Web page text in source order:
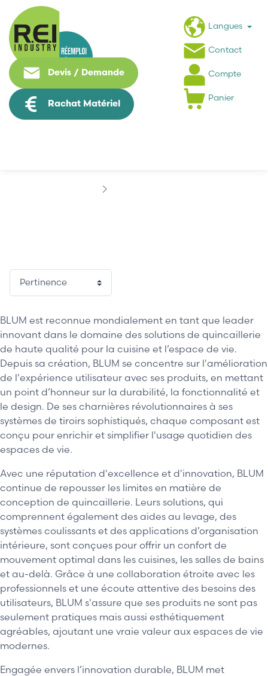
Devis / Demande
Rachat Matériel
Langues
Contact
Compte
Panier
BLUM est reconnue mondialement en tant que leader
innovant dans le domaine des solutions de quincaillerie
de haute qualité pour la cuisine et l’espace de vie.
Depuis sa création, BLUM se concentre sur l'amélioration
de l'expérience utilisateur avec ses produits, en mettant
un point d’honneur sur la durabilité, la fonctionnalité et
le design. De ses charnières révolutionnaires à ses
systèmes de tiroirs sophistiqués, chaque composant est
conçu pour enrichir et simplifier l'usage quotidien des
espaces de vie.
Avec une réputation d'excellence et d'innovation, BLUM
continue de repousser les limites en matière de
conception de quincaillerie. Leurs solutions, qui
comprennent également des aides au levage, des
systèmes coulissants et des applications d’organisation
intérieure, sont conçues pour offrir un confort de
mouvement optimal dans les cuisines, les salles de bains
et au-delà. Grâce à une collaboration étroite avec les
professionnels et une écoute attentive des besoins des
utilisateurs, BLUM s'assure que ses produits ne sont pas
seulement pratiques mais aussi esthétiquement
agréables, ajoutant une vraie valeur aux espaces de vie
modernes.
Engagée envers l’innovation durable, BLUM met